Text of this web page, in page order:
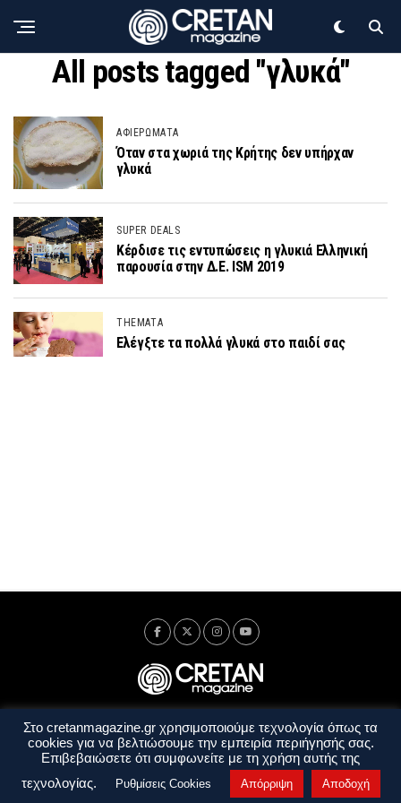
All posts tagged "γλυκά"
ΑΦΙΕΡΩΜΑΤΑ
Όταν στα χωριά της Κρήτης δεν υπήρχαν
γλυκά
SUPER DEALS
Κέρδισε τις εντυπώσεις η γλυκιά Ελληνική
παρουσία στην Δ.Ε. ISM 2019
THEMATA
Ελέγξτε τα πολλά γλυκά στο παιδί σας
Ταυτότητα Πολιτική Απορρήτου
Όροι Χρήσης
Όροι και Προϋποθέσεις
Στο cretanmagazine.gr χρησιμοποιούμε τεχνολογία όπως τα
cookies για να βελτιώσουμε την εμπειρία περιήγησής σας.
Επιβεβαιώσετε ότι συμφωνείτε με τη χρήση αυτής της
τεχνολογίας.
Ρυθμίσεις Cookies Απόρριψη Αποδοχή